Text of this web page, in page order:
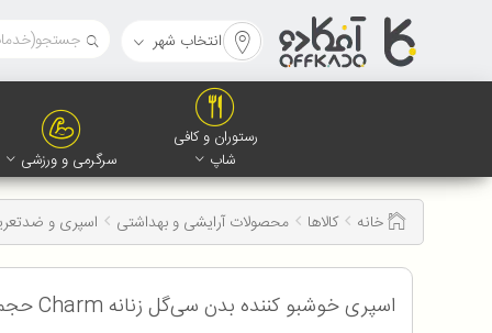
انتخاب شهر
رستوران و کافی
شاپ
سرگرمی و ورزشی
خانه کالاها محصولات آرایشی و بهداشتی اسپری و
اسپری خوشبو کننده بدن سی‌گل زنانه Charm حجم 200 میلی لیتر